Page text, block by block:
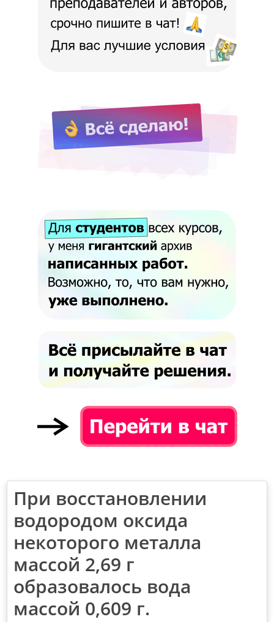
При восстановлении
водородом оксида
некоторого металла
массой 2,69 г
образовалось вода
массой 0,609 г.